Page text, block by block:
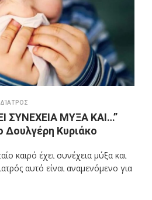
ΣΥΝΕΧΕΙΑ ΜΥΞΑ ΚΑΙ…”
Δουλγέρη Κυριάκο
καιρό έχει συνέχεια μύξα και
αυτό είναι αναμενόμενο για